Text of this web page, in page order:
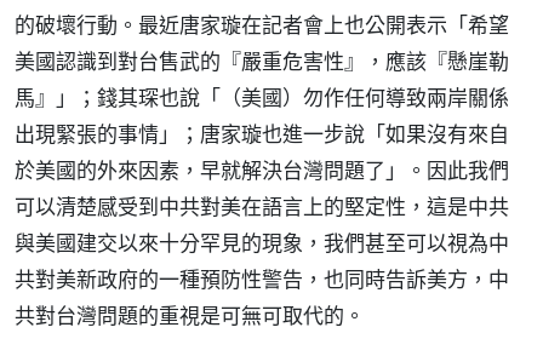
的破壞行動。最近唐家璇在記者會上也公開表示「希望
美國認識到對台售武的『嚴重危害性』，應該『懸崖勒
馬』」；錢其琛也說「（美國）勿作任何導致兩岸關係
出現緊張的事情」；唐家璇也進一步說「如果沒有來自
於美國的外來因素，早就解決台灣問題了」。因此我們
可以清楚感受到中共對美在語言上的堅定性，這是中共
與美國建交以來十分罕見的現象，我們甚至可以視為中
共對美新政府的一種預防性警告，也同時告訴美方，中
共對台灣問題的重視是可無可取代的。